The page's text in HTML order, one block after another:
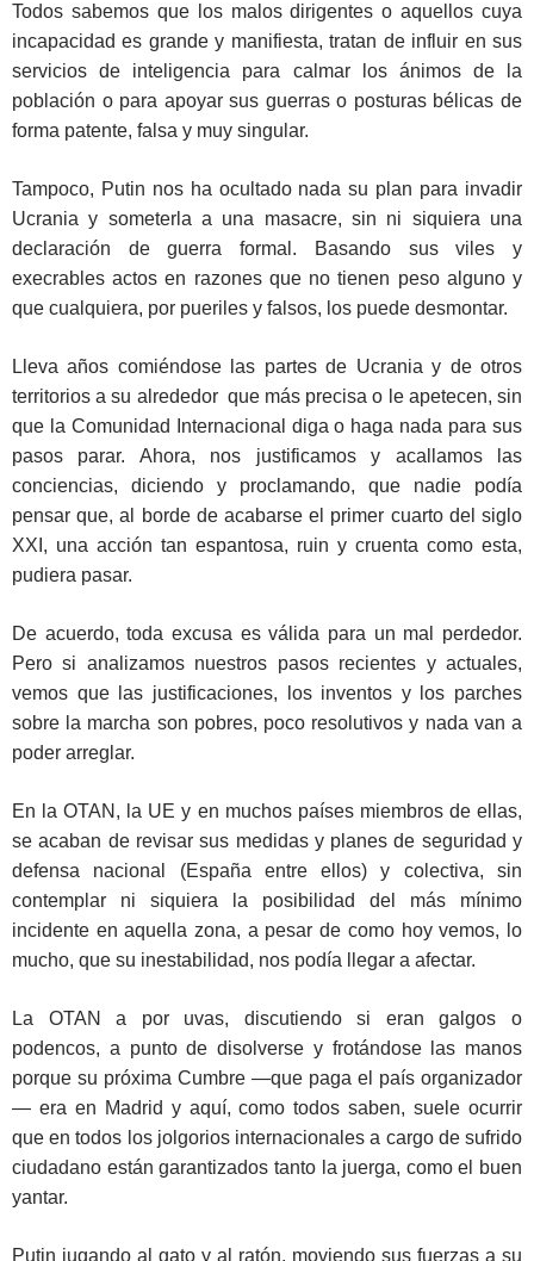
Todos sabemos que los malos dirigentes o aquellos cuya
incapacidad es grande y manifiesta, tratan de influir en sus
servicios de inteligencia para calmar los ánimos de la
población o para apoyar sus guerras o posturas bélicas de
forma patente, falsa y muy singular.
Tampoco, Putin nos ha ocultado nada su plan para invadir
Ucrania y someterla a una masacre, sin ni siquiera una
declaración de guerra formal. Basando sus viles y
execrables actos en razones que no tienen peso alguno y
que cualquiera, por pueriles y falsos, los puede desmontar.
Lleva años comiéndose las partes de Ucrania y de otros
territorios a su alrededor que más precisa o le apetecen, sin
que la Comunidad Internacional diga o haga nada para sus
pasos parar. Ahora, nos justificamos y acallamos las
conciencias, diciendo y proclamando, que nadie podía
pensar que, al borde de acabarse el primer cuarto del siglo
XXI, una acción tan espantosa, ruin y cruenta como esta,
pudiera pasar.
De acuerdo, toda excusa es válida para un mal perdedor.
Pero si analizamos nuestros pasos recientes y actuales,
vemos que las justificaciones, los inventos y los parches
sobre la marcha son pobres, poco resolutivos y nada van a
poder arreglar.
En la OTAN, la UE y en muchos países miembros de ellas,
se acaban de revisar sus medidas y planes de seguridad y
defensa nacional (España entre ellos) y colectiva, sin
contemplar ni siquiera la posibilidad del más mínimo
incidente en aquella zona, a pesar de como hoy vemos, lo
mucho, que su inestabilidad, nos podía llegar a afectar.
La OTAN a por uvas, discutiendo si eran galgos o
podencos, a punto de disolverse y frotándose las manos
porque su próxima Cumbre —que paga el país organizador
— era en Madrid y aquí, como todos saben, suele ocurrir
que en todos los jolgorios internacionales a cargo de sufrido
ciudadano están garantizados tanto la juerga, como el buen
yantar.
Putin jugando al gato y al ratón, moviendo sus fuerzas a su